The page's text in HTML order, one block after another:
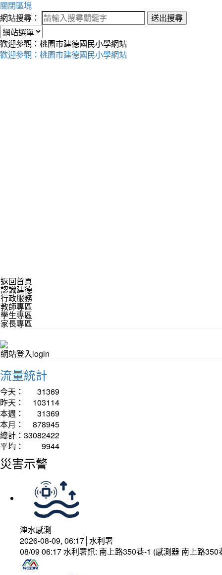
關閉區塊
網站搜尋：
送出搜尋
歡迎參觀：桃園市建德國民小學網站
歡迎參觀：桃園市建德國民小學網站
返回首頁
認識建德
行政服務
教師專區
學生專區
家長專區
網站登入login
流量統計
今天：
31369
昨天：
103114
本週：
31369
本月：
878945
總計： 33082422
平均：
9944
災害示警
淹水感測
2026-08-09, 06:17│水利署
08/09 06:17 水利署訊: 南上路350巷-1 (感測器 南上路